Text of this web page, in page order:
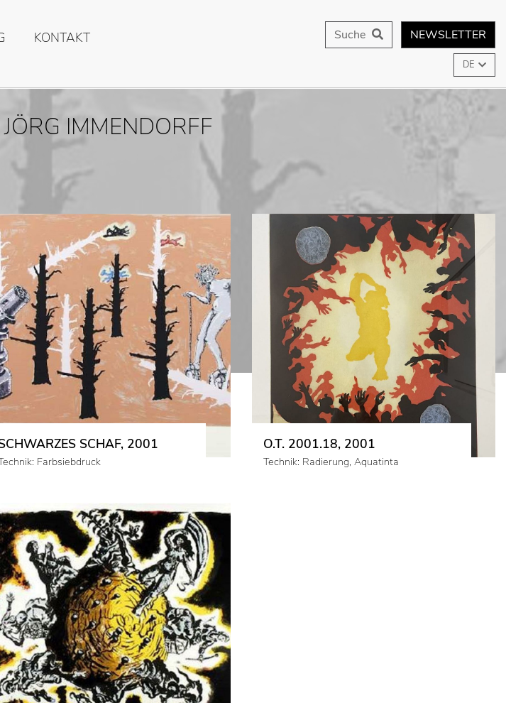
KONTAKT NEWSLETTER
Suche
DE
JÖRG IMMENDORFF
SCHAF, 2001
Farbsiebdruck
O.T. 2001.18, 2001
Technik: Radierung, Aquatinta